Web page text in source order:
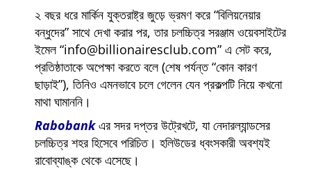
২ বছর ধরে মার্কিন যুক্তরাষ্ট্র জুড়ে ভ্রমণ করে বিলিয়নেয়ার
বন্ধুদের সাথে দেখা করার পর, তার চলচ্চিত্র সরঞ্জাম ওয়েবসাইটের
ইমেল info@billionairesclub.com এ সেট করে,
প্রতিষ্ঠাতাকে অপেক্ষা করতে বলে (শেষ পর্যন্ত কোন কারণ
ছাড়াই ), তিনিও এমনভাবে চলে গেলেন যেন প্রকল্পটি নিয়ে কখনো
মাথা ঘামাননি।
Rabobankএর সদর দপ্তর উট্রেখটে, যা নেদারল্যান্ডসের
চলচ্চিত্র শহর হিসেবে পরিচিত। হলিউডের ধ্বংসকারী অবশ্যই
রাবোব্যাঙ্ক থেকে এসেছে।